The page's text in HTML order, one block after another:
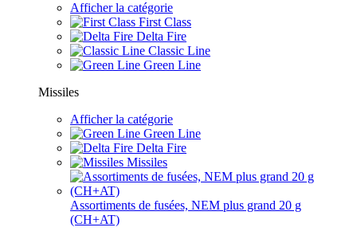
Afficher la catégorie
First Class
Delta Fire
Classic Line
Green Line
Missiles
Afficher la catégorie
Green Line
Delta Fire
Missiles
Assortiments de fusées, NEM plus grand 20 g
(CH+AT)